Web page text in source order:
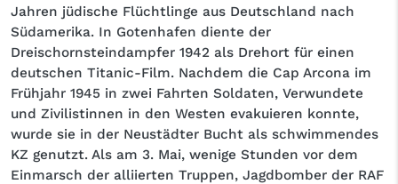
Jahren jüdische Flüchtlinge aus Deutschland nach
Südamerika. In Gotenhafen diente der
Dreischornsteindampfer 1942 als Drehort für einen
deutschen Titanic-Film. Nachdem die Cap Arcona im
Frühjahr 1945 in zwei Fahrten Soldaten, Verwundete
und Zivilistinnen in den Westen evakuieren konnte,
wurde sie in der Neustädter Bucht als schwimmendes
KZ genutzt. Als am 3. Mai, wenige Stunden vor dem
Einmarsch der alliierten Truppen, Jagdbomber der RAF